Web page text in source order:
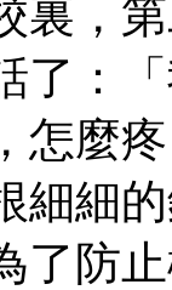
裏，
了：
怎麼
細細
了防